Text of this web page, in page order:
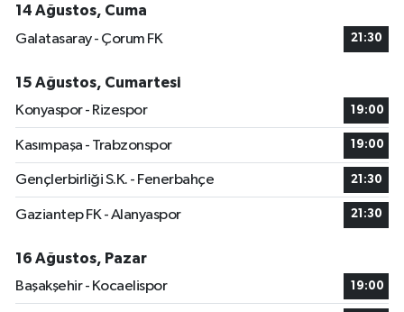
14 Ağustos, Cuma
Galatasaray - Çorum FK
21:30
15 Ağustos, Cumartesi
Konyaspor - Rizespor
19:00
Kasımpaşa - Trabzonspor 19:00
Gençlerbirliği S.K. - Fenerbahçe 21:30
Gaziantep FK - Alanyaspor 21:30
16 Ağustos, Pazar
Başakşehir - Kocaelispor
19:00